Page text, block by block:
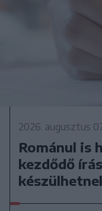
2026. augusztus
Románul is
kezdődő